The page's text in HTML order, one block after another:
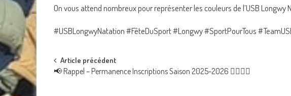
On vous attend nombreux pour représenter les couleurs de l’USB Longwy
#USBLongwyNatation #FêteDuSport #Longwy #SportPourTous
Post
navigation
Article précédent
📢 Rappel – Permanence Inscriptions Saison 2025-2026 🏊‍♂️💙🧡